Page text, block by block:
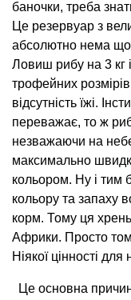
баночки, треба
Це резервуар з
абсолютно нема
Ловиш рибу на 3 кг
трофейних
відсутність їжі.
переважає, то ж
незважаючи на
максимально
кольором. Ну і тим
кольору та запаху
корм. Тому ця
Африки. Просто
Ніякої цінності
Це основна